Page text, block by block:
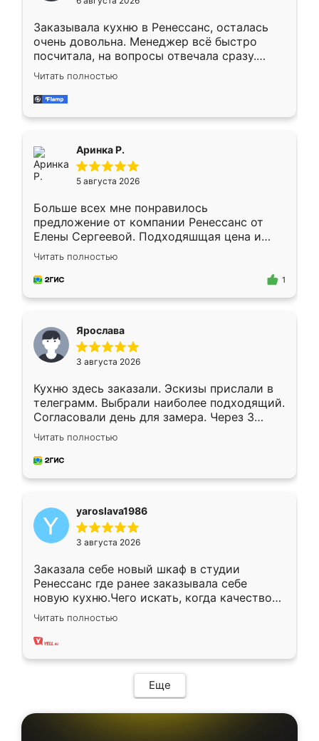
мебели буду заказывать только здесь.
Заказывала кухню в Ренессанс, осталась
очень довольна. Менеджер всё быстро
посчитала, на вопросы отвечала сразу.
Замерщик приехал в субботу, подошёл к
делу со всей ответственностью. Собрали
за день, ребята работали аккуратно, даже
Читать полностью
Аринка Р.
5 августа 2026
Больше всех мне понравилось
предложение от компании Ренессанс от
Елены Сергеевой. Подходяшщая цена и
короткие сроки изготовления. Приехавший
для замера сотрудник Владислав
предложил по моему эскизу самый
Читать полностью
1
Ярослава
3 августа 2026
Кухню здесь заказали. Эскизы прислали в
телеграмм. Выбрали наиболее подходящий.
Согласовали день для замера. Через 3
недели кухня была уже готова. Остались
довольны работой. Спасибо Ренессанс
мебель за качественную работу!
Читать полностью
yaroslava1986
3 августа 2026
Заказала себе новый шкаф в студии
Ренессанс где ранее заказывала себе
новую кухню.Чего искать, когда качеством
вполне довольна. Служит кухня уже почти
два года, нареканий нет.
Читать полностью
Еще